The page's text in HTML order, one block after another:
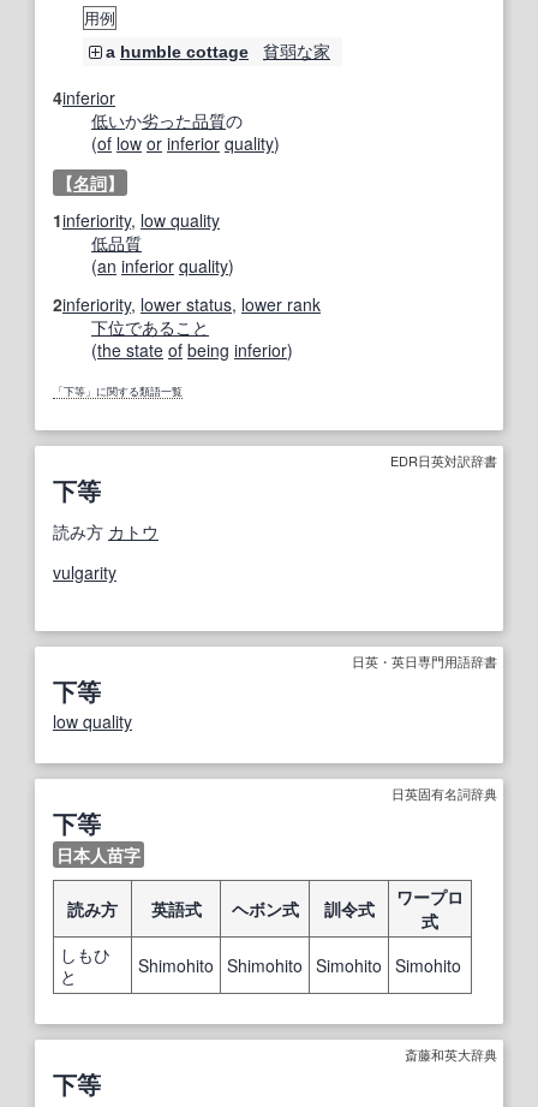
用例
a humble cottage 貧弱な家
4inferior
低いか劣った品質の
(of low or inferior quality)
【名詞】
1inferiority, low quality
低品質
(an inferior quality)
2inferiority, lower status, lower rank
下位であること
(the state of being inferior)
「下等」に関する類語一覧
EDR日英対訳辞書
下等
読み方 カトウ
vulgarity
日英・英日専門用語辞書
下等
low quality
日英固有名詞辞典
下等
日本人苗字
読み方 英語式 ヘボン式 訓令式
ワープロ
式
しもひ
と
Shimohito Shimohito Simohito Simohito
斎藤和英大辞典
下等